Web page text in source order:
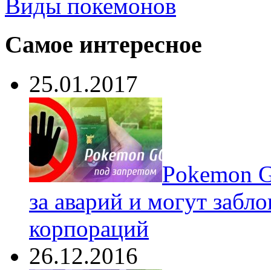
Виды покемонов
Самое интересное
25.01.2017
Pokеmon
за аварий и могут
корпораций
26.12.2016